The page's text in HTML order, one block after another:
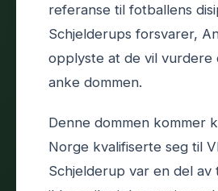
referanse til fotballens
Schjelderups forsvarer,
opplyste at de vil vurdere
anke dommen.
Denne dommen kommer
Norge kvalifiserte seg til
Schjelderup var en del